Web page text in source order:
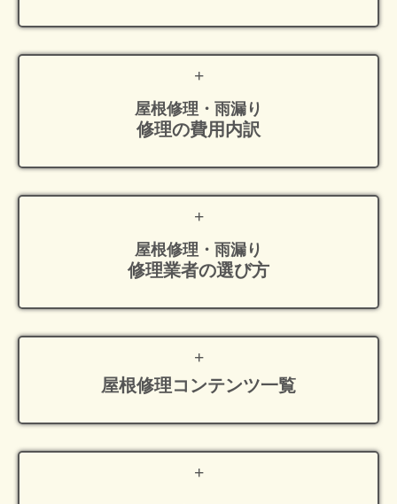
屋根修理・雨漏り
修理の費用内訳
屋根修理・雨漏り
修理業者の選び方
屋根修理コンテンツ一覧